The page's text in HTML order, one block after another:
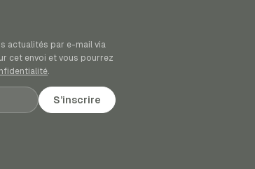
actualités par e-mail via
cet envoi et vous pourrez
.
S’inscrire